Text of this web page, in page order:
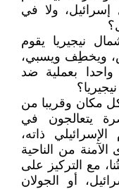
ولا في
نيجيريا يقوم
ويخطِف ويسبي،
بعملية ضد
مكان وقريبا من
يتعالجون في
ذاته،
من الناحية
مع التركيز على
أو الجولان